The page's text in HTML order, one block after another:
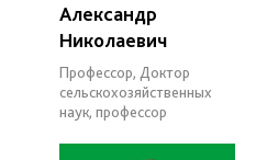
Александр
Николаевич
Профессор, Доктор
сельскохозяйственных
наук, профессор